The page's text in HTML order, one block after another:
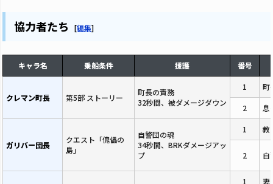
協力者たち [編集]
キャラ名 乗船条件 援護 番号
クレマン町長 第5部 ストーリー
町長の責務
32秒間、被ダメージダウン
1 町
2 息
ガリバー団長
クエスト「傀儡の
島」
自警団の魂
34秒間、BRKダメージアッ
プ
1 教
2 自
1 妻